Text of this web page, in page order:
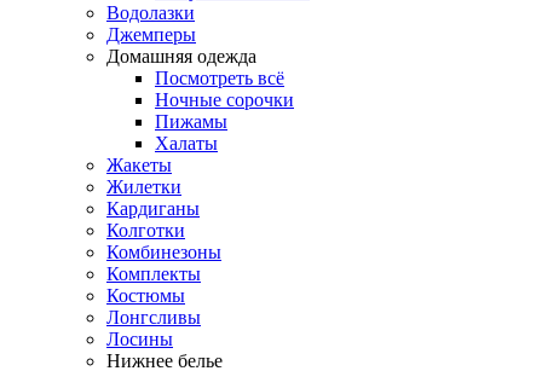
Водолазки
Джемперы
Домашняя одежда
Посмотреть всё
Ночные сорочки
Пижамы
Халаты
Жакеты
Жилетки
Кардиганы
Колготки
Комбинезоны
Комплекты
Костюмы
Лонгсливы
Лосины
Нижнее белье